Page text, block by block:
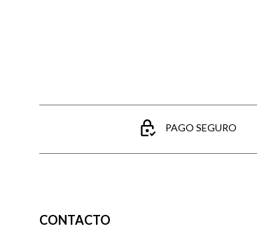
PAGO SEGURO
CONTACTO